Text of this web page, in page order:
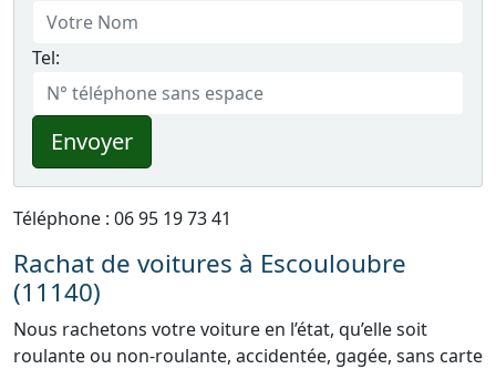
Tel:
Envoyer
Téléphone : 06 95 19 73 41
Rachat de voitures à Escouloubre
(11140)
Nous rachetons votre voiture en l’état, qu’elle soit
roulante ou non-roulante, accidentée, gagée, sans carte